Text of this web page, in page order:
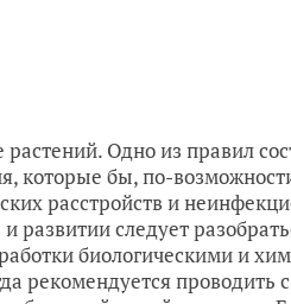
Одно из правил
которые бы, по-
расстройств и
развитии следует
биологическими и
рекомендуется проводить